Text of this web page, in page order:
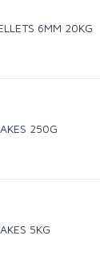
6MM 20KG
250G
5KG